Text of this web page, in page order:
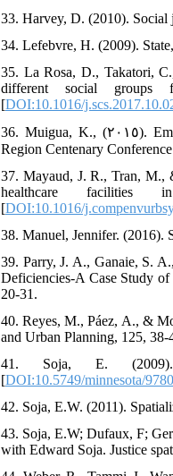
33. Harvey, D. (2010). Social
34. Lefebvre, H. (2009).
35. La Rosa, D., Takatori,
different social groups
[DOI:10.1016/
36. Muigua, K., (٢٠١٥). Empowering the Kenyan People through Alternative Dispute Resolution Mechanisms. In CIArb Africa
37. Mayaud, J. R., Tran, M.,
healthcare facilities
[DOI:10.1016/
38. Manuel, Jennifer. (2016).
39. Parry, J. A., Ganaie, S.
Deficiencies-A Case Study
20-31.
40. Reyes, M., Páez, A., &
and Urban Planning, 125, 38-
41. Soja, E.
[DOI:10.5749/minnesota/
42. Soja, E.W. (2011).
43. Soja, E.W; Dufaux, F;
with Edward Soja. Justice